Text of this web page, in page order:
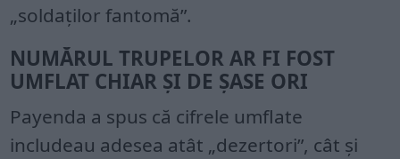
„soldaților fantomă”.
NUMĂRUL TRUPELOR AR FI FOST
UMFLAT CHIAR ȘI DE ȘASE ORI
Payenda a spus că cifrele umflate
includeau adesea atât „dezertori”, cât și